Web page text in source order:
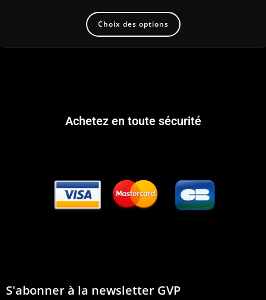
Choix des options
Achetez en toute sécurité
S'abonner à la newsletter GVP